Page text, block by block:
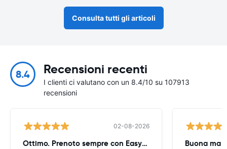
Consulta tutti gli articoli
8.4 Recensioni recenti
I clienti ci valutano con un 8.4/10 su 107913
recensioni
02-08-2026
Ottimo. Prenoto sempre con EasyTerra Buona ma